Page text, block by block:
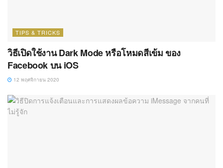
TIPS & TRICKS
วิธีเปิดใช้งาน Dark Mode หรือโหมดสีเข้ม ของ
Facebook บน iOS
12 พฤศจิกายน 2020